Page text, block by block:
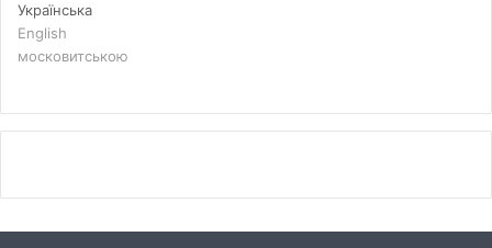
Українська
English
московитською